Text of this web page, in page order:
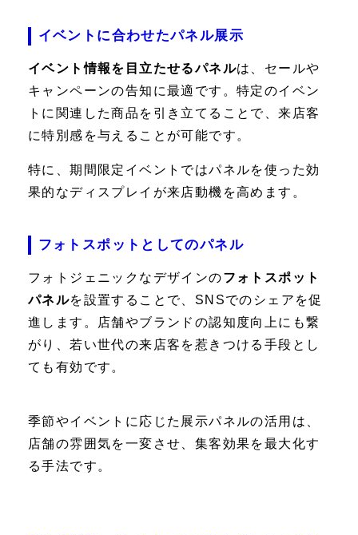
イベントに合わせたパネル展示
イベント情報を目立たせるパネルは、セールや
キャンペーンの告知に最適です。特定のイベン
トに関連した商品を引き立てることで、来店客
に特別感を与えることが可能です。
特に、期間限定イベントではパネルを使った効
果的なディスプレイが来店動機を高めます。
フォトスポットとしてのパネル
フォトジェニックなデザインのフォトスポット
パネルを設置することで、SNSでのシェアを促
進します。店舗やブランドの認知度向上にも繋
がり、若い世代の来店客を惹きつける手段とし
ても有効です。
季節やイベントに応じた展示パネルの活用は、
店舗の雰囲気を一変させ、集客効果を最大化す
る手法です。